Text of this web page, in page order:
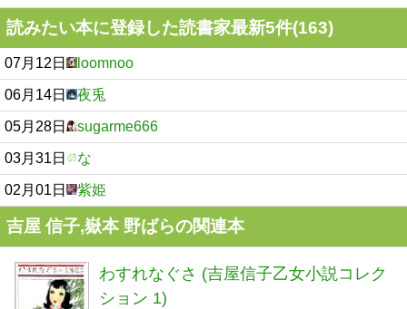
読みたい本に登録した読書家最新5件(163)
07月12日 loomnoo
06月14日 夜兎
05月28日 sugarme666
03月31日 な
02月01日 紫姫
吉屋 信子,嶽本 野ばらの関連本
わすれなぐさ (吉屋信子乙女小説コレク
ション 1)